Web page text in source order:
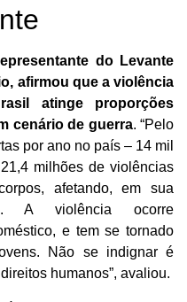
do Levante
afirmou que a violência
atinge proporções
cenário de guerra. “Pelo
por ano no país – 14 mil
milhões de violências
afetando, em sua
A violência ocorre
e tem se tornado
Não se indignar é
humanos”, avaliou.